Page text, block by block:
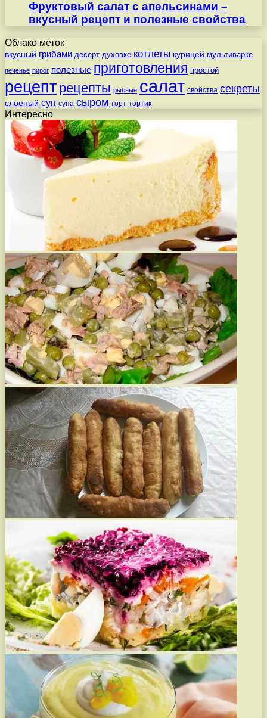
Фруктовый салат с апельсинами –
вкусный рецепт и полезные свойства
Облако меток
вкусный грибами десерт духовке котлеты курицей мультиварке
печенье пирог полезные приготовления простой
рецепт рецепты рыбные салат свойства секреты
слоеный суп супа сыром торт тортик
Интересно